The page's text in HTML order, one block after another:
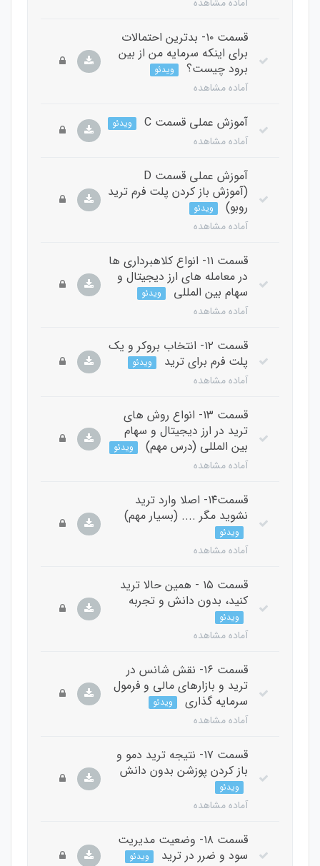
قسمت ۱۰- بدترین احتمالات
برای اینکه سرمایه من از بین
برود چیست؟
ویدئو
آماده مشاهده
آموزش عملی قسمت C ویدئو
آماده مشاهده
آموزش عملی قسمت D
(آموزش باز کردن پلت فرم ترید
روبو)
ویدئو
آماده مشاهده
قسمت ۱۱- انواع کلاهبرداری ها
در معامله های ارز دیجیتال و
سهام بین المللی
ویدئو
آماده مشاهده
قسمت ۱۲- انتخاب بروکر و یک
پلت فرم برای ترید
ویدئو
آماده مشاهده
قسمت ۱۳- انواع روش های
ترید در ارز دیجیتال و سهام
بین المللی (درس مهم)
ویدئو
آماده مشاهده
قسمت۱۴- اصلا وارد ترید
نشوید مگر .... (بسیار مهم)
ویدئو
آماده مشاهده
قسمت ۱۵ - همین حالا ترید
کنید، بدون دانش و تجربه
ویدئو
آماده مشاهده
قسمت ۱۶- نقش شانس در
ترید و بازارهای مالی و فرمول
سرمایه گذاری
ویدئو
آماده مشاهده
قسمت ۱۷- نتیجه ترید دمو و
باز کردن پوزشن بدون دانش
ویدئو
آماده مشاهده
قسمت ۱۸- وضعیت مدیریت
سود و ضرر در ترید
ویدئو